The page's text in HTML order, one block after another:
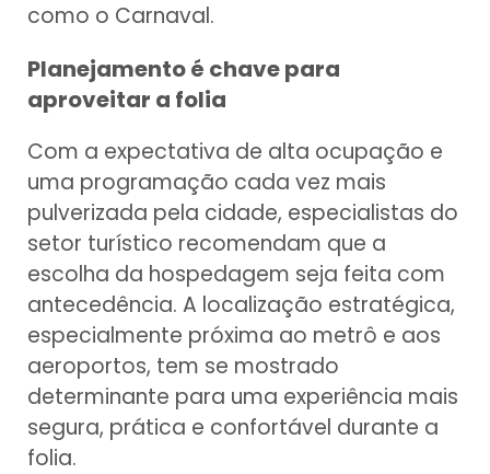
como o Carnaval.
Planejamento é chave para
aproveitar a folia
Com a expectativa de alta ocupação e
uma programação cada vez mais
pulverizada pela cidade, especialistas do
setor turístico recomendam que a
escolha da hospedagem seja feita com
antecedência. A localização estratégica,
especialmente próxima ao metrô e aos
aeroportos, tem se mostrado
determinante para uma experiência mais
segura, prática e confortável durante a
folia.